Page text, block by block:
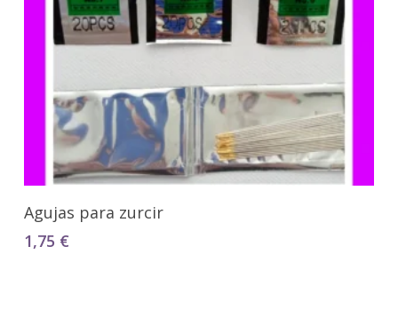
Seleccionar Opciones
Agujas para zurcir
1,75 €